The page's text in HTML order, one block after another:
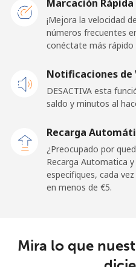
Celular ⁦1.5¢⁩
Línea fija ⁦32.5¢⁩
⁦25.9¢⁩
Gibraltar
Celular ⁦19.5¢⁩
Marcación Rápida
¡Mejora la velocidad
números frecuentes
conéctate más rápido
Notificaciones de
DESACTIVA esta
saldo y minutos al
Recarga
¿Preocupado por
Recarga Automatica
especifiques, cada
en menos de ⁦€5⁩.
Mira lo que